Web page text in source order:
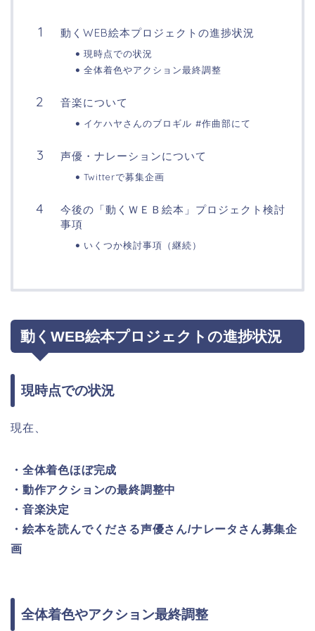
動くWEB絵本プロジェクトの進捗状況
現時点での状況
全体着色やアクション最終調整
音楽について
イケハヤさんのブロギル #作曲部にて
声優・ナレーションについて
Twitterで募集企画
今後の「動くＷＥＢ絵本」プロジェクト検討
事項
いくつか検討事項（継続）
動くWEB絵本プロジェクトの進捗状況
現時点での状況
現在、
・全体着色ほぼ完成
・動作アクションの最終調整中
・音楽決定
・絵本を読んでくださる声優さん/ナレータさん募集企
画
全体着色やアクション最終調整